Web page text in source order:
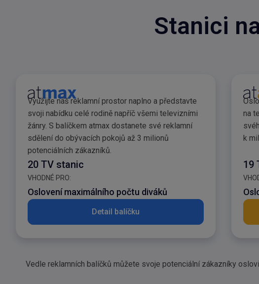
Stanici
Reklamní balíček atmax
Využijte náš reklamní prostor naplno a představte
svoji nabídku celé rodině napříč všemi televizními
žánry. S balíčkem atmax dostanete své reklamní
sdělení do obývacích pokojů až 3 milionů
potenciálních zákazníků.
20 TV stanic
VHODNÉ PRO:
Oslovení maximálního počtu diváků
Detail balíčku
na
k
19
Vedle reklamních balíčků můžete svoje potenciální zákazníky